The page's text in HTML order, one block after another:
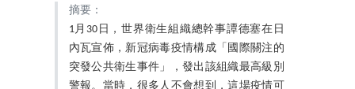
摘要：
1月30日，世界衛生組織總幹事譚德塞在日
內瓦宣佈，新冠病毒疫情構成「國際關注的
突發公共衛生事件」，發出該組織最高級別
警報。當時，很多人不會想到，這場疫情可